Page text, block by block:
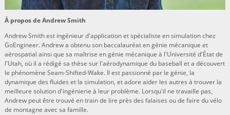
À propos de Andrew Smith
Andrew Smith est ingénieur d'application et spécialiste en simulation chez
GoEngineer. Andrew a obtenu son baccalauréat en génie mécanique et
aérospatial ainsi que sa maîtrise en génie mécanique à l'Université d'État de
l'Utah, où il a rédigé sa thèse sur l'aérodynamique du baseball et a découvert
le phénomène Seam-Shifted-Wake. Il est passionné par le génie, la
dynamique des fluides et la simulation, et adore aider les autres à trouver la
meilleure solution d'ingénierie à leur problème. Lorsqu'il ne travaille pas,
Andrew peut être trouvé en train de lire près des falaises ou de faire du vélo
de montagne avec sa famille.